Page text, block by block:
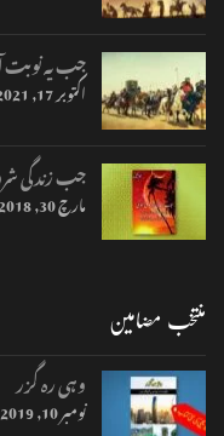
جب یہ نوبت
اکتوبر 17, 2021
جب زندگی
مارچ 30, 2018
منتخب مضامین
وہی رہ گزر
نومبر 10, 2019